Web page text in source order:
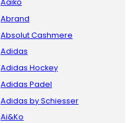
Aaiko
Abrand
Absolut Cashmere
Adidas
Adidas Hockey
Adidas Padel
Adidas by Schiesser
Ai&Ko